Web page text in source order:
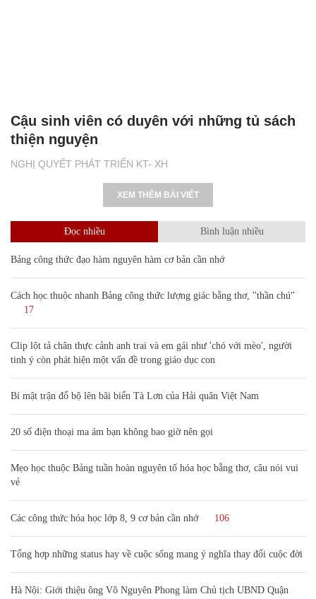
NGHỊ QUYẾT PHÁT TRIỂN KT- XH
Cậu sinh viên có duyên với những tủ sách
thiện nguyện
XEM THÊM BÀI VIẾT
Đọc nhiều Bình luận nhiều
Bảng công thức đạo hàm nguyên hàm cơ bản cần nhớ
Cách học thuộc nhanh Bảng công thức lượng giác bằng thơ, "thần chú"
17
Clip lột tả chân thực cảnh anh trai và em gái như 'chó với mèo', người
tinh ý còn phát hiện một vấn đề trong giáo dục con
Bí mật trận đổ bộ lên bãi biển Tà Lơn của Hải quân Việt Nam
20 số điện thoại ma ám bạn không bao giờ nên gọi
Mẹo học thuộc Bảng tuần hoàn nguyên tố hóa học bằng thơ, câu nói vui
vẻ
Các công thức hóa học lớp 8, 9 cơ bản cần nhớ 106
Tổng hợp những status hay về cuộc sống mang ý nghĩa thay đổi cuộc đời
Hà Nội: Giới thiệu ông Võ Nguyên Phong làm Chủ tịch UBND Quận